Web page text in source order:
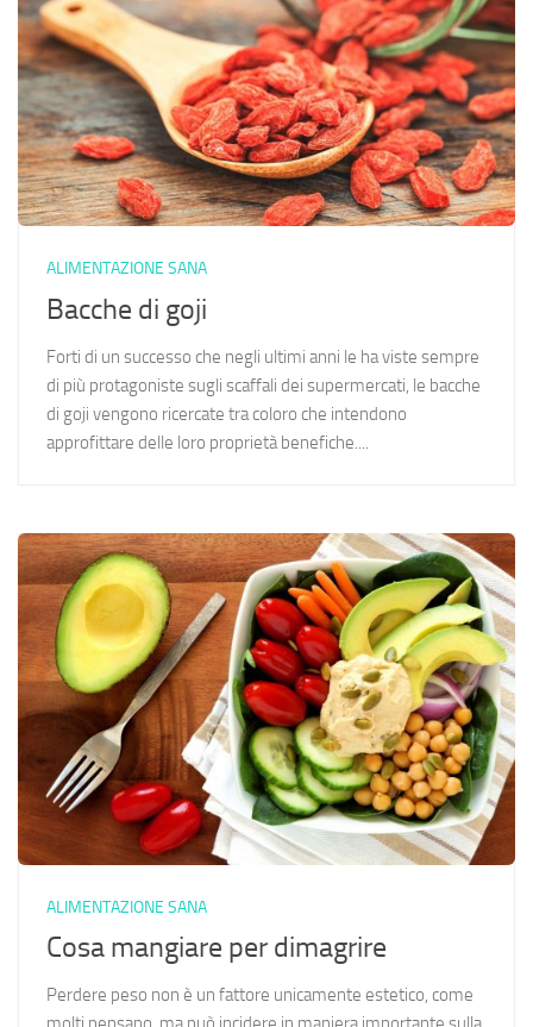
ALIMENTAZIONE SANA
Bacche di goji
Forti di un successo che negli ultimi anni le ha viste sempre
di più protagoniste sugli scaffali dei supermercati, le bacche
di goji vengono ricercate tra coloro che intendono
approfittare delle loro proprietà benefiche....
ALIMENTAZIONE SANA
Cosa mangiare per dimagrire
Perdere peso non è un fattore unicamente estetico, come